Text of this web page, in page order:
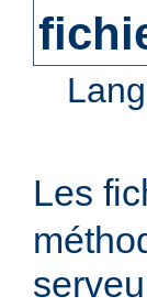
Les